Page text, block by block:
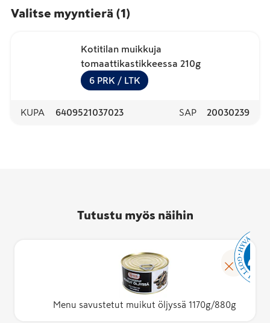
Valitse myyntierä (1)
Kotitilan muikkuja
tomaattikastikkeessa 210g
6 PRK / LTK
KUPA 6409521037023 SAP 20030239
Tutustu myös näihin
Menu savustetut muikut öljyssä 1170g/880g